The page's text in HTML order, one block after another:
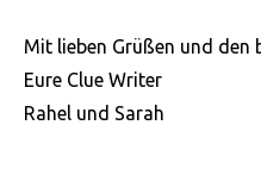
Mit lieben Grüßen und den
Eure Clue Writer
Rahel und Sarah